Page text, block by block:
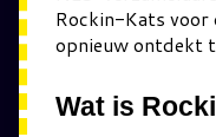
Rockin-Kats voor
opnieuw ontdekt
Wat is